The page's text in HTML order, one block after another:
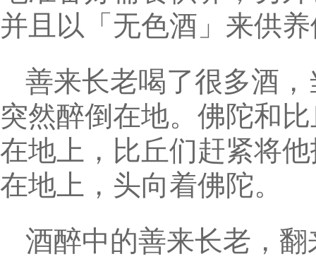
并且以「无色酒」来供
善来长老喝了很多酒
突然醉倒在地。佛陀和
在地上，比丘们赶紧将
在地上，头向着佛陀。
酒醉中的善来长老，